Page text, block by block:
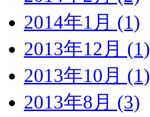
2014年1月 (1)
2013年12月 (1)
2013年10月 (1)
2013年8月 (3)